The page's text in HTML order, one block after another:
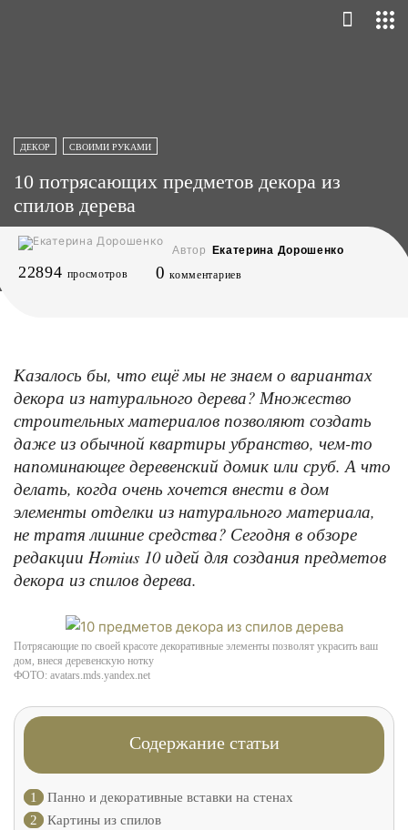
ДЕКОР СВОИМИ РУКАМИ
10 потрясающих предметов декора из
спилов дерева
Автор Екатерина Дорошенко
22894 просмотров 0 комментариев
Казалось бы, что ещё мы не знаем о вариантах
декора из натурального дерева? Множество
строительных материалов позволяют создать
даже из обычной квартиры убранство, чем-то
напоминающее деревенский домик или сруб. А что
делать, когда очень хочется внести в дом
элементы отделки из натурального материала,
не тратя лишние средства? Сегодня в обзоре
редакции Homius 10 идей для создания предметов
декора из спилов дерева.
Потрясающие по своей красоте декоративные элементы позволят украсить ваш
дом, внеся деревенскую нотку
ФОТО: avatars.mds.yandex.net
Содержание статьи
1
Панно и декоративные вставки на стенах
2
Картины из спилов